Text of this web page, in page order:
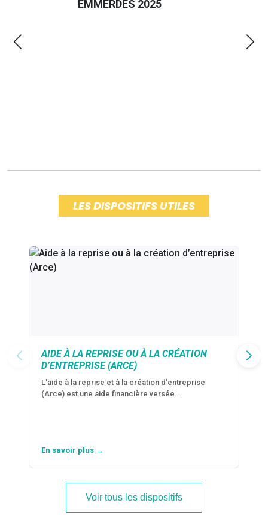
EMMERDES 2025
LES DISPOSITIFS UTILES
AIDE À LA REPRISE OU À LA CRÉATION
D’ENTREPRISE (ARCE)
L'aide à la reprise et à la création d'entreprise
(Arce) est une aide financière versée…
En savoir plus →
Voir tous les dispositifs